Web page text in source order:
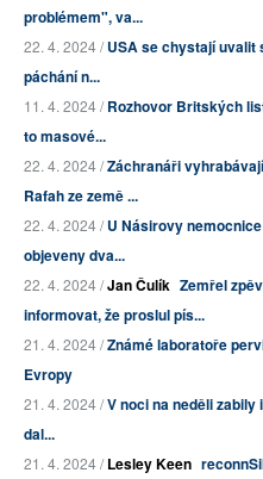
problémem", va...
22. 4. 2024 /USA se chystají uvalit
páchání n...
11. 4. 2024 /Rozhovor Britských
to masové...
22. 4. 2024 /Záchranáři
Rafah ze země ...
22. 4. 2024 /U Násirovy
objeveny dva...
22. 4. 2024 /Jan Čulík Zemřel
informovat, že proslul pís...
21. 4. 2024 /Známé laboratoře
Evropy
21. 4. 2024 /V noci na neděli
dal...
21. 4. 2024 /Lesley Keen